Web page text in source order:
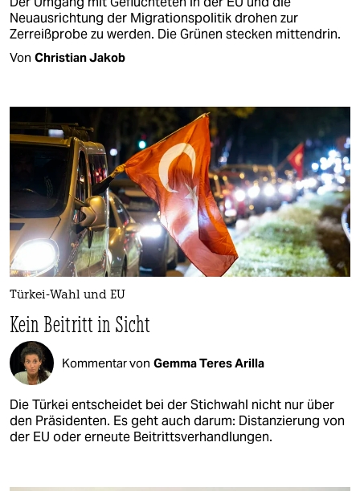
Neuausrichtung der Migrationspolitik drohen zur
Zerreißprobe zu werden. Die Grünen stecken mittendrin.
Von Christian Jakob
Türkei-Wahl und EU
Kein Beitritt in Sicht
Kommentar von Gemma Teres Arilla
Die Türkei entscheidet bei der Stichwahl nicht nur über
den Präsidenten. Es geht auch darum: Distanzierung von
der EU oder erneute Beitrittsverhandlungen.